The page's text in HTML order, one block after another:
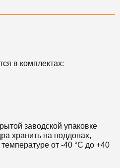
в комплектах:
заводской упаковке
хранить на поддонах,
от -40 °С до +40